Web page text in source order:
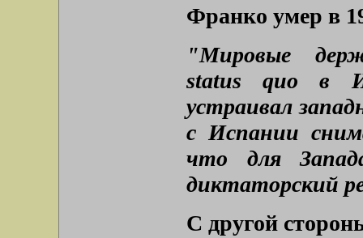
Франко умер в
"Мировые
status quo в
устраивал
с Испании
что для
диктаторский
С другой